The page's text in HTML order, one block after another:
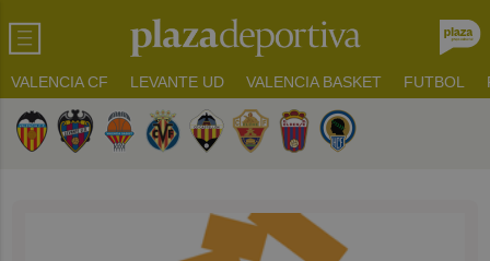
VALENCIA CF LEVANTE UD VALENCIA BASKET FUTBOL